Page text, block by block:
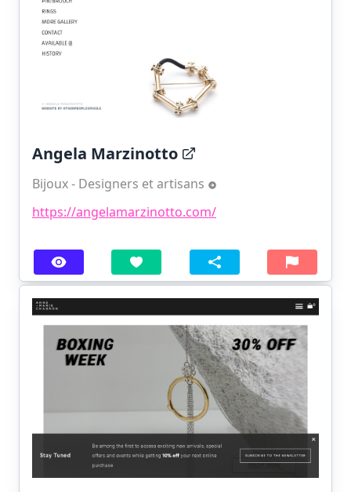
Angela Marzinotto
Bijoux - Designers et artisans
https://angelamarzinotto.com/